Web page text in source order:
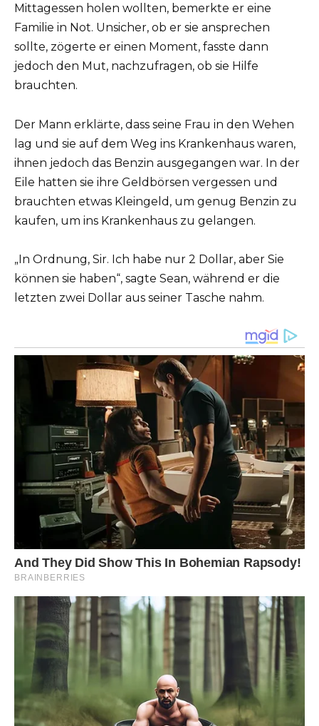
Mittagessen holen wollten, bemerkte er eine
Familie in Not. Unsicher, ob er sie ansprechen
sollte, zögerte er einen Moment, fasste dann
jedoch den Mut, nachzufragen, ob sie Hilfe
brauchten.
Der Mann erklärte, dass seine Frau in den Wehen
lag und sie auf dem Weg ins Krankenhaus waren,
ihnen jedoch das Benzin ausgegangen war. In der
Eile hatten sie ihre Geldbörsen vergessen und
brauchten etwas Kleingeld, um genug Benzin zu
kaufen, um ins Krankenhaus zu gelangen.
„In Ordnung, Sir. Ich habe nur 2 Dollar, aber Sie
können sie haben“, sagte Sean, während er die
letzten zwei Dollar aus seiner Tasche nahm.